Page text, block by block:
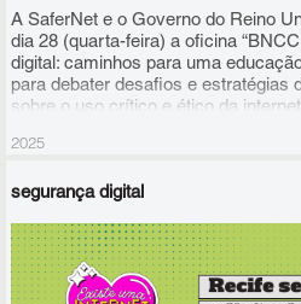
A SaferNet e o Governo do Reino
dia 28 (quarta-feira) a oficina
digital: caminhos para uma
para debater desafios e estratégias
sobre o uso crítico e ético da
realizado em Salvador, entre 26 e 30
2025
segurança digital